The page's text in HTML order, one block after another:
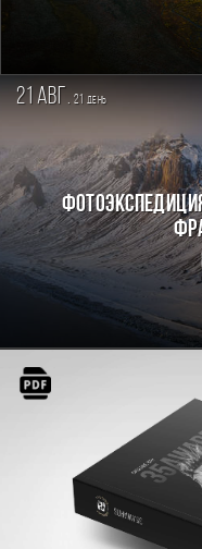
21 авг. 21 день